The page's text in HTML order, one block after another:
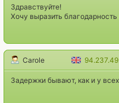
Здравствуйте!
Хочу выразить
Carole
Задержки бывают, как и у